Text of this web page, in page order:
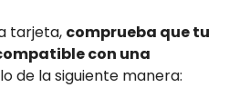
tarjeta, comprueba que tu
con una
de la siguiente manera: